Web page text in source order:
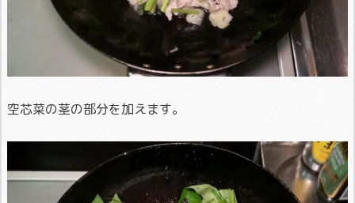
空芯菜の茎の部分を加えます。